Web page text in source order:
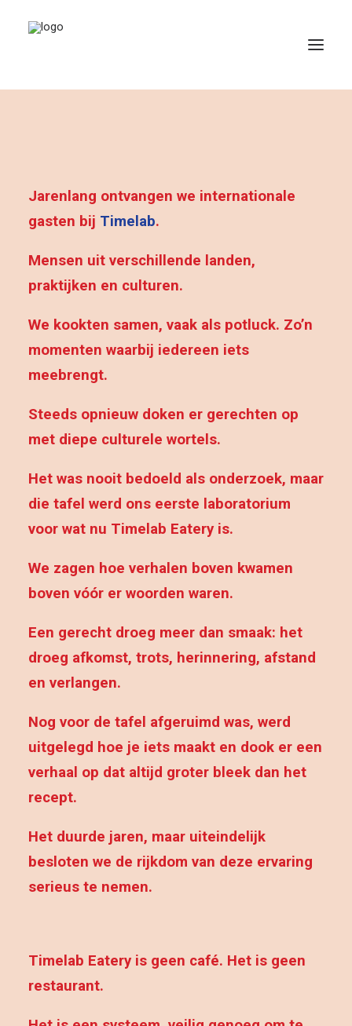
SEARCH
Jarenlang ontvangen we internationale
gasten bij Timelab.
Mensen uit verschillende landen,
praktijken en culturen.
We kookten samen, vaak als potluck. Zo’n
momenten waarbij iedereen iets
meebrengt.
Steeds opnieuw doken er gerechten op
met diepe culturele wortels.
Het was nooit bedoeld als onderzoek, maar
die tafel werd ons eerste laboratorium
voor wat nu Timelab Eatery is.
We zagen hoe verhalen boven kwamen
boven vóór er woorden waren.
Een gerecht droeg meer dan smaak: het
droeg afkomst, trots, herinnering, afstand
en verlangen.
Nog voor de tafel afgeruimd was, werd
uitgelegd hoe je iets maakt en dook er een
verhaal op dat altijd groter bleek dan het
recept.
Het duurde jaren, maar uiteindelijk
besloten we de rijkdom van deze ervaring
serieus te nemen.
Timelab Eatery is geen café. Het is geen
restaurant.